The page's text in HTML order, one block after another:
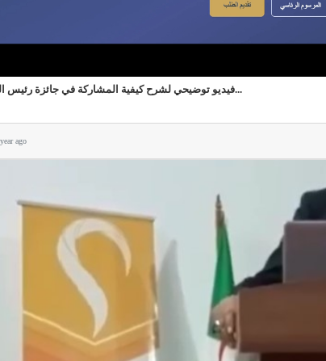
فيديو توضيحي لشرح كيفية المشاركة في جائزة رئيس الج...
ago